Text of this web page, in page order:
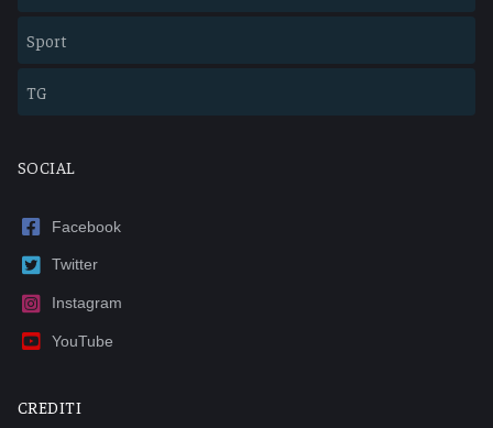
Sport
TG
SOCIAL
Facebook
Twitter
Instagram
YouTube
CREDITI